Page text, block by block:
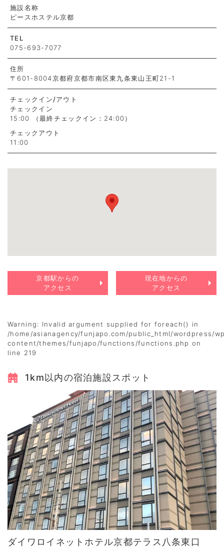
施設名称
ピースホステル京都
TEL
075-693-7077
住所
〒601-8004京都府京都市南区東九条東山王町21-1
チェックイン/アウト
チェックイン
15:00 （最終チェックイン：24:00）
チェックアウト
11:00
京都駅からの
アクセス
現在地からの
アクセス
Warning: Invalid argument supplied for foreach() in
/home/asianagency/funjapo.com/public_html/wordpress/
content/themes/funjapo/functions/functions.php on
line 219
1km以内の宿泊施設スポット
ダイワロイネットホテル京都テラス八条東口